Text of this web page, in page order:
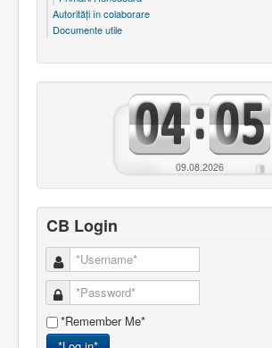
Autorităţi în colaborare
Documente utile
09.08.2026
CB Login
*Remember Me*